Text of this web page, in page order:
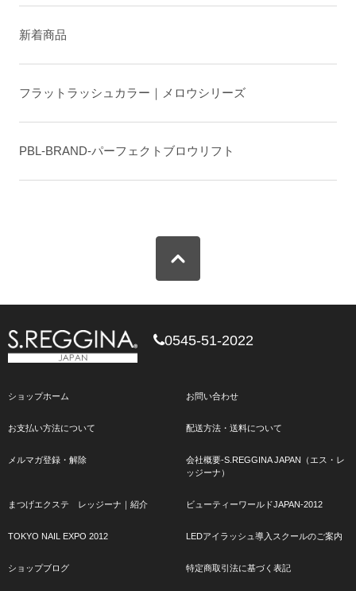
新着商品
フラットラッシュカラー｜メロウシリーズ
PBL-BRAND-パーフェクトブロウリフト
0545-51-2022
ショップホーム お問い合わせ
お支払い方法について 配送方法・送料について
メルマガ登録・解除
会社概要-S.REGGINA JAPAN（エス・レ
ッジーナ）
まつげエクステ レッジーナ｜紹介 ビューティーワールドJAPAN-2012
TOKYO NAIL EXPO 2012 LEDアイラッシュ導入スクールのご案内
ショップブログ 特定商取引法に基づく表記